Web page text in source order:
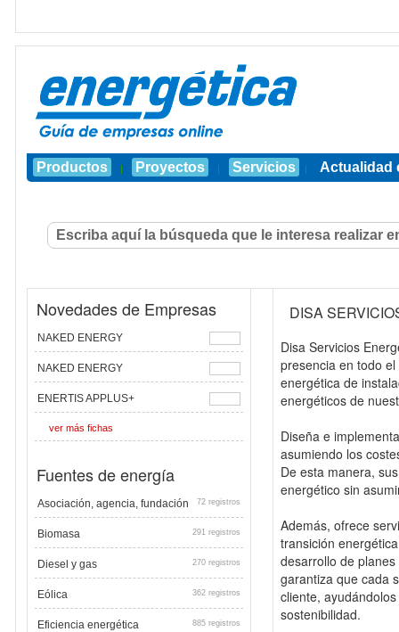
Productos | Proyectos | Servicios | Actualidad
Novedades de Empresas
NAKED ENERGY
NAKED ENERGY
ENERTIS APPLUS+
ver más fichas
Fuentes de energía
Asociación, agencia, fundación 72 registros
Biomasa 291 registros
Diesel y gas 270 registros
Eólica 362 registros
Eficiencia energética 885 registros
DISA
Disa Servicios
presencia en todo
energética de
energéticos de
Diseña e
asumiendo los
De esta manera,
energético sin
Además, ofrece
transición
desarrollo de
garantiza que cada
cliente,
sostenibilidad.